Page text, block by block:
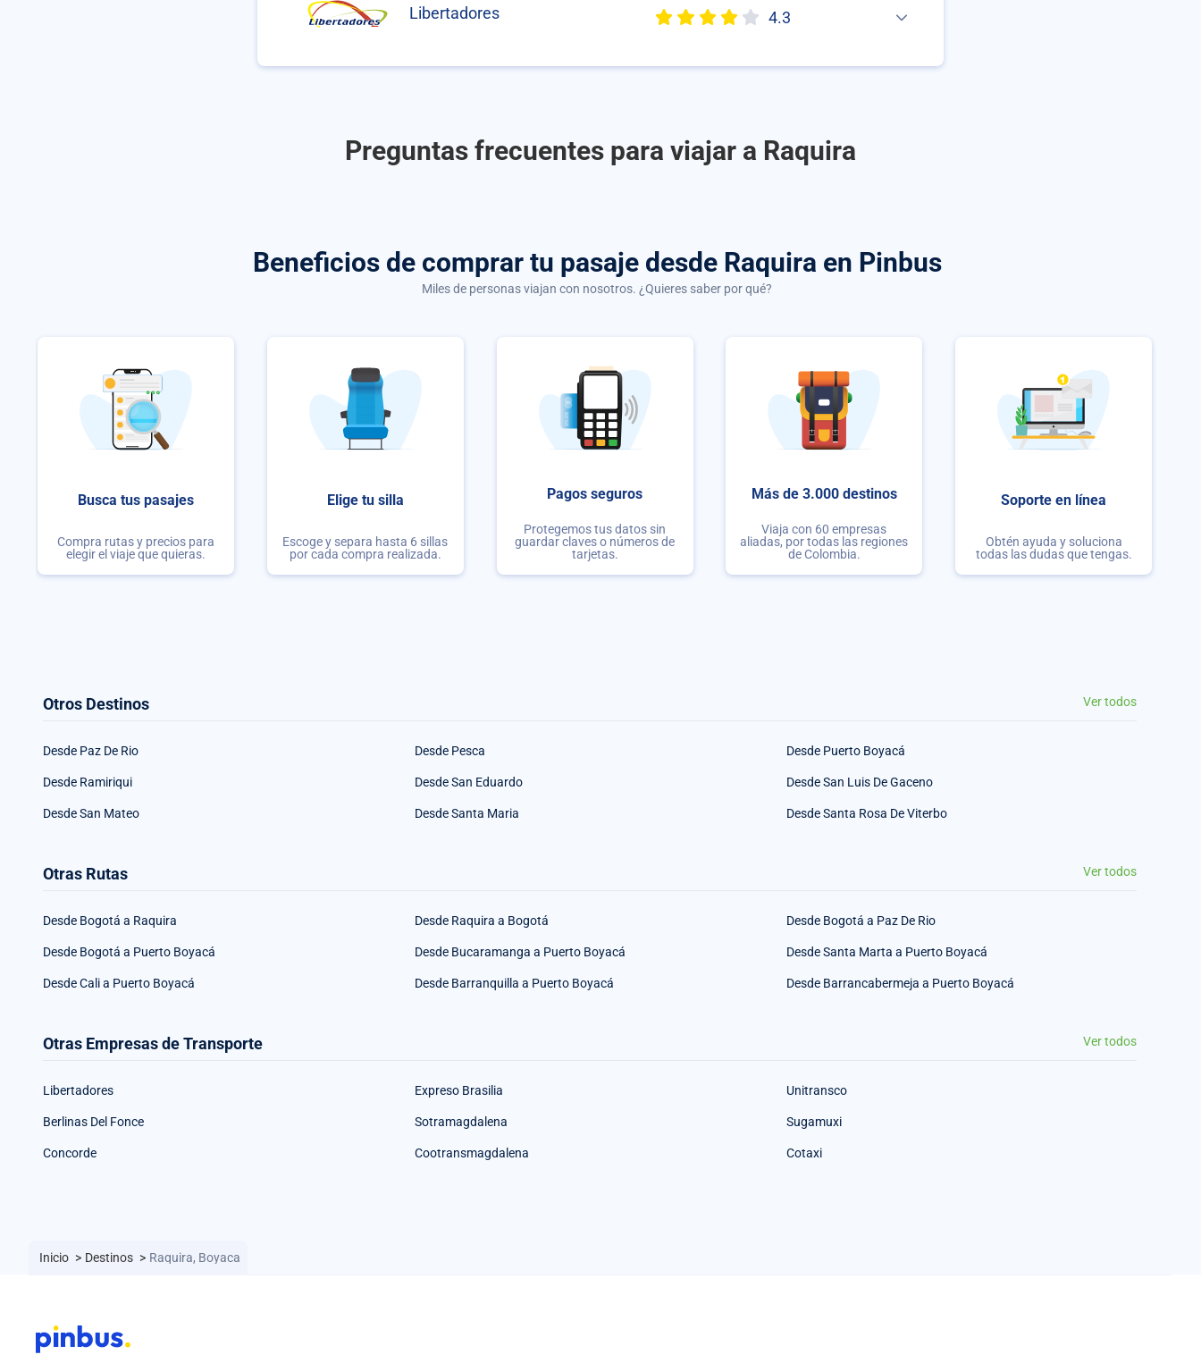
Libertadores 4.3
Preguntas frecuentes para viajar a Raquira
Beneficios de comprar tu pasaje desde Raquira en Pinbus
Miles de personas viajan con nosotros. ¿Quieres saber por qué?
Busca tus pasajes
Compra rutas y precios para
elegir el viaje que quieras.
Elige tu silla
Escoge y separa hasta 6 sillas
por cada compra realizada.
Pagos seguros
Protegemos tus datos sin
guardar claves o números de
tarjetas.
Más de 3.000 destinos
Viaja con 60 empresas
aliadas, por todas las regiones
de Colombia.
Soporte en línea
Obtén ayuda y soluciona
todas las dudas que tengas.
Otros Destinos Ver todos
Desde Paz De Rio Desde Pesca Desde Puerto Boyacá
Desde Ramiriqui Desde San Eduardo Desde San Luis De Gaceno
Desde San Mateo Desde Santa Maria Desde Santa Rosa De Viterbo
Otras Rutas Ver todos
Desde Bogotá a Raquira Desde Raquira a Bogotá Desde Bogotá a Paz De Rio
Desde Bogotá a Puerto Boyacá Desde Bucaramanga a Puerto Boyacá Desde Santa Marta a Puerto Boyacá
Desde Cali a Puerto Boyacá Desde Barranquilla a Puerto Boyacá Desde Barrancabermeja a Puerto Boyacá
Otras Empresas de Transporte Ver todos
Libertadores Expreso Brasilia Unitransco
Berlinas Del Fonce Sotramagdalena Sugamuxi
Concorde Cootransmagdalena Cotaxi
Inicio > Destinos > Raquira, Boyaca